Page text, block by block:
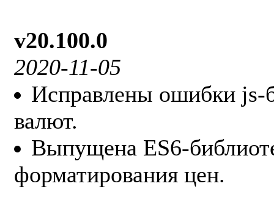
v20.100.0
2020-11-05
Исправлены ошибки js-
валют.
Выпущена ES6-
форматирования цен.